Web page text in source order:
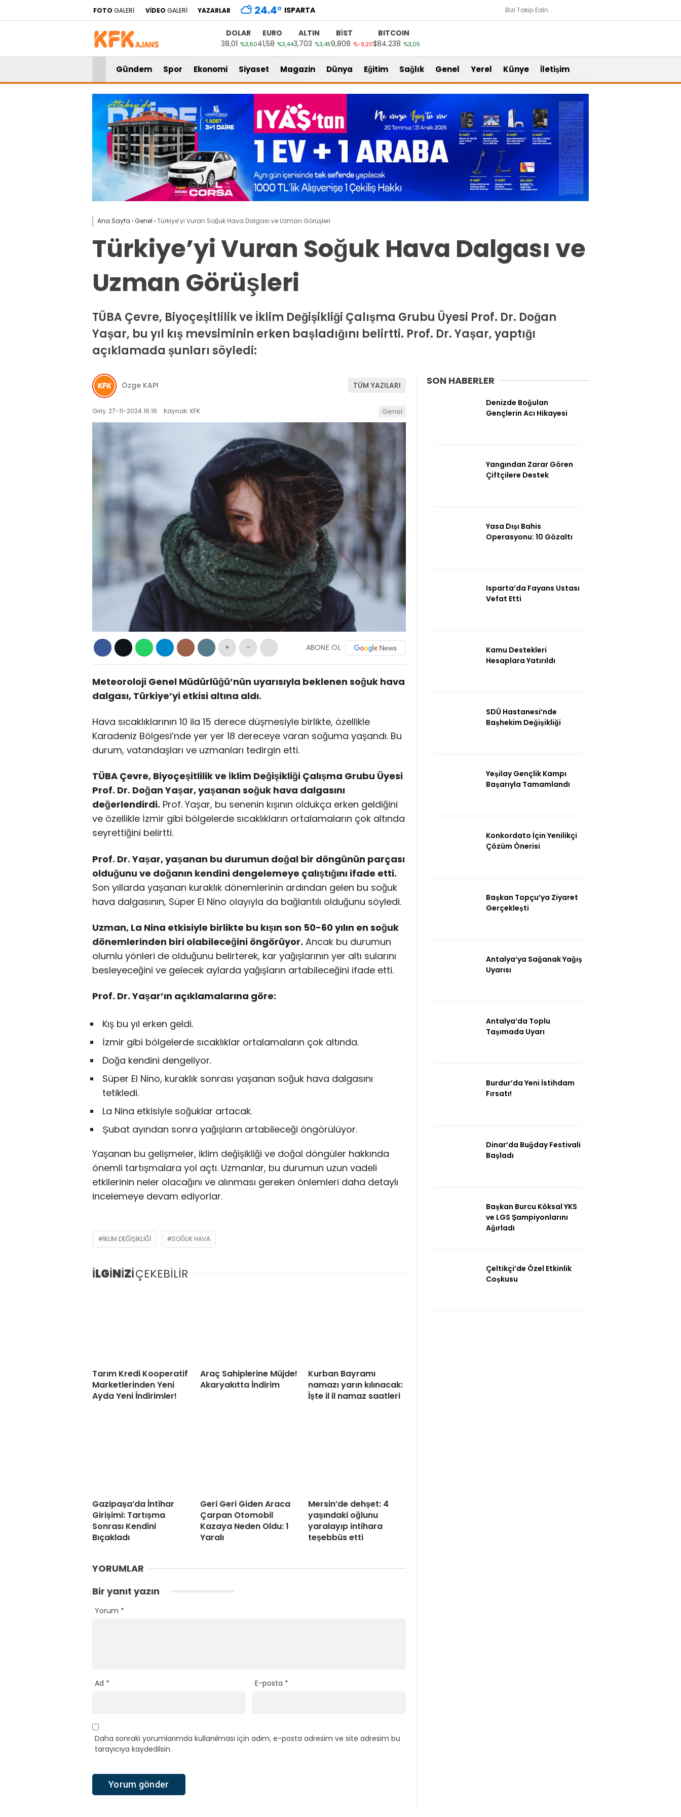
Ekonomi
Künye
FOTO GALERİ VİDEO GALERİ YAZARLAR 24.4° ISPARTA Bizi Takip Edin
DOLAR
38,01 %3,60
EURO
41,58 %3,44
ALTIN
3,703 %3,45
BİST
9,808 %-9,20
BITCOIN
$84.238 %3,05
Gündem Spor Ekonomi Siyaset Magazin Dünya Eğitim Sağlık Genel Yerel Künye İletişim
Ana Sayfa ›Genel ›Türkiye’yi Vuran Soğuk Hava Dalgası ve Uzman Görüşleri
Türkiye’yi Vuran Soğuk Hava Dalgası ve
Uzman Görüşleri
TÜBA Çevre, Biyoçeşitlilik ve İklim Değişikliği Çalışma Grubu Üyesi Prof. Dr. Doğan
Yaşar, bu yıl kış mevsiminin erken başladığını belirtti. Prof. Dr. Yaşar, yaptığı
açıklamada şunları söyledi:
Özge KAPI TÜM YAZILARI
Giriş: 27-11-2024 16:16 Kaynak: KFK Genel
+ - ABONE OL
Meteoroloji Genel Müdürlüğü’nün uyarısıyla beklenen soğuk hava
dalgası, Türkiye’yi etkisi altına aldı.
Hava sıcaklıklarının 10 ila 15 derece düşmesiyle birlikte, özellikle
Karadeniz Bölgesi’nde yer yer 18 dereceye varan soğuma yaşandı. Bu
durum, vatandaşları ve uzmanları tedirgin etti.
TÜBA Çevre, Biyoçeşitlilik ve İklim Değişikliği Çalışma Grubu Üyesi
Prof. Dr. Doğan Yaşar, yaşanan soğuk hava dalgasını
değerlendirdi. Prof. Yaşar, bu senenin kışının oldukça erken geldiğini
ve özellikle İzmir gibi bölgelerde sıcaklıkların ortalamaların çok altında
seyrettiğini belirtti.
Prof. Dr. Yaşar, yaşanan bu durumun doğal bir döngünün parçası
olduğunu ve doğanın kendini dengelemeye çalıştığını ifade etti.
Son yıllarda yaşanan kuraklık dönemlerinin ardından gelen bu soğuk
hava dalgasının, Süper El Nino olayıyla da bağlantılı olduğunu söyledi.
Uzman, La Nina etkisiyle birlikte bu kışın son 50-60 yılın en soğuk
dönemlerinden biri olabileceğini öngörüyor. Ancak bu durumun
olumlu yönleri de olduğunu belirterek, kar yağışlarının yer altı sularını
besleyeceğini ve gelecek aylarda yağışların artabileceğini ifade etti.
Prof. Dr. Yaşar’ın açıklamalarına göre:
Kış bu yıl erken geldi.
İzmir gibi bölgelerde sıcaklıklar ortalamaların çok altında.
Doğa kendini dengeliyor.
Süper El Nino, kuraklık sonrası yaşanan soğuk hava dalgasını
tetikledi.
La Nina etkisiyle soğuklar artacak.
Şubat ayından sonra yağışların artabileceği öngörülüyor.
Yaşanan bu gelişmeler, iklim değişikliği ve doğal döngüler hakkında
önemli tartışmalara yol açtı. Uzmanlar, bu durumun uzun vadeli
etkilerinin neler olacağını ve alınması gereken önlemleri daha detaylı
incelemeye devam ediyorlar.
IKLIM DEĞIŞIKLIĞI SOĞUK HAVA
İLGİNİZİÇEKEBİLİR
Tarım Kredi Kooperatif
Marketlerinden Yeni
Ayda Yeni İndirimler!
Araç Sahiplerine Müjde!
Akaryakıtta İndirim
Kurban Bayramı
namazı yarın kılınacak:
İşte il il namaz saatleri
Gazipaşa’da İntihar
Girişimi: Tartışma
Sonrası Kendini
Bıçakladı
Geri Geri Giden Araca
Çarpan Otomobil
Kazaya Neden Oldu: 1
Yaralı
Mersin’de dehşet: 4
yaşındaki oğlunu
yaralayıp intihara
teşebbüs etti
YORUMLAR
Bir yanıt yazın
Yorum *
Ad * E-posta *
Daha sonraki yorumlarımda kullanılması için adım, e-posta adresim ve site adresim bu
tarayıcıya kaydedilsin.
SON HABERLER
Denizde Boğulan
Gençlerin Acı Hikayesi
Yangından Zarar Gören
Çiftçilere Destek
Yasa Dışı Bahis
Operasyonu: 10 Gözaltı
Isparta’da Fayans Ustası
Vefat Etti
Kamu Destekleri
Hesaplara Yatırıldı
SDÜ Hastanesi’nde
Başhekim Değişikliği
Yeşilay Gençlik Kampı
Başarıyla Tamamlandı
Konkordato İçin Yenilikçi
Çözüm Önerisi
Başkan Topçu’ya Ziyaret
Gerçekleşti
Antalya’ya Sağanak Yağış
Uyarısı
Antalya’da Toplu
Taşımada Uyarı
Burdur’da Yeni İstihdam
Fırsatı!
Dinar’da Buğday Festivali
Başladı
Başkan Burcu Köksal YKS
ve LGS Şampiyonlarını
Ağırladı
Çeltikçi’de Özel Etkinlik
Coşkusu